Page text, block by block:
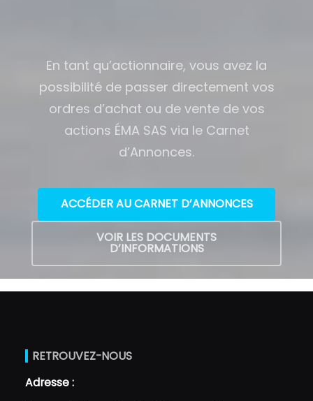
En tant qu’actionnaire, vous avez la
possibilité de passer directement vos
ordres d’achat ou de vente de vos
actions ÉMA SAS via le Carnet
d’Annonces.
ACCÉDER AU CARNET D’ANNONCES
VOIR LES DOCUMENTS
D’INFORMATIONS
RETROUVEZ-NOUS
Adresse :